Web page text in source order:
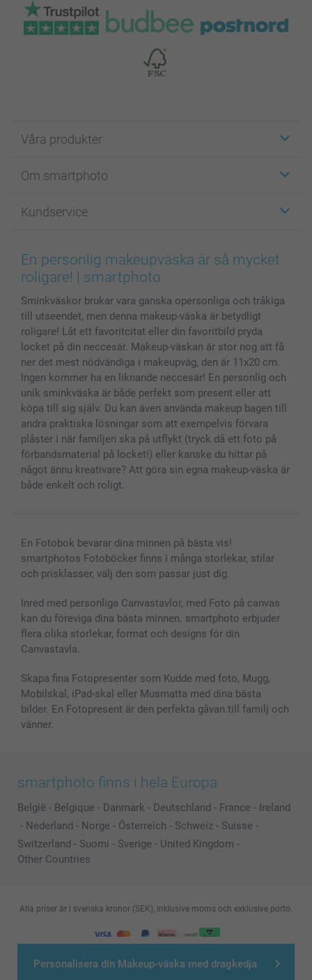
Personalisera din Makeup-väska med dragkedja
Våra produkter
Fotokort
Fotoböcker
Bilder, Fotoförstoring & Fotohäften
Skal till Mobil & Surfplatta
Fotoalmanackor & Fotoagenda
Fotoramar & Tillbehör
Presentkort
Alla fotoprodukter
Om smartphoto
För affiliates
Cookie Policy
Sitemap
Investor Relations
Kundservice
smartgaranti
smartbonus
Status på beställningar
En personlig makeupväska är så mycket
roligare! | smartphoto
Sminkväskor brukar vara ganska opersonliga och tråkiga
till utseendet, men denna makeup-väska är betydligt
roligare! Låt ett favoritcitat eller din favoritbild pryda
locket på din neccesär. Makeup-väskan är stor nog att få
ner det mest nödvändiga i makeupväg, den är 11x20 cm.
Ingen kommer ha en liknande neccesär! En personlig och
unik sminkväska är både perfekt som present eller att
köpa till sig själv. Du kan även använda makeup bagen till
andra praktiska lösningar som att exempelvis förvara
plåster i när familjen ska på utflykt (tryck då ett foto på
förbandsmaterial på locket!) eller kanske du hittar på
något ännu kreativare? Att göra sin egna makeup-väska är
både enkelt och roligt.
En Fotobok bevarar dina minnen på bästa vis!
smartphotos Fotoböcker finns i många storlekar, stilar
och prisklasser, välj den som passar just dig.
Inred med personliga Canvastavlor, med Foto på canvas
kan du föreviga dina bästa minnen. smartphoto erbjuder
flera olika storlekar, format och designs för din
Canvastavla.
Skapa fina Fotopresenter som Kudde med foto, Mugg,
Mobilskal, iPad-skal eller Musmatta med dina bästa
bilder. En Fotopresent är den perfekta gåvan till familj och
vänner.
smartphoto finns i hela Europa
België - Belgique - Danmark - Deutschland - France - Ireland
- Nederland - Norge - Österreich - Schweiz - Suisse -
Switzerland - Suomi - Sverige - United Kingdom -
Other Countries
© smartphoto group. All rights reserved
Alla priser är i svenska kronor (SEK), inklusive moms och exklusive porto.